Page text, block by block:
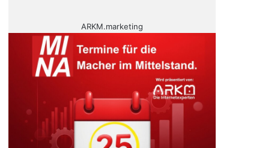
ARKM.marketing